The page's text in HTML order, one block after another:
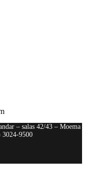
– salas 42/43 – Moema
3024-9500